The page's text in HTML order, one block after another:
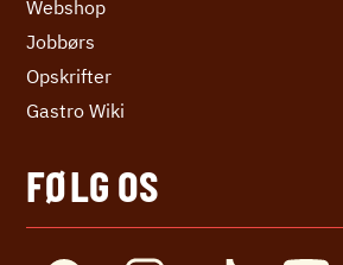
Webshop
Jobbørs
Opskrifter
Gastro Wiki
FØLG OS